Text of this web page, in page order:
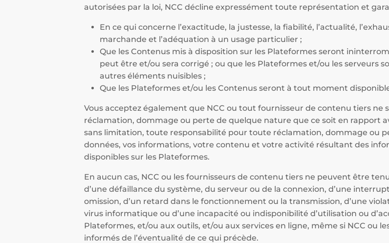
autorisées par la loi, NCC décline expressément toute représentation et
En ce qui concerne l’exactitude, la justesse, la fiabilité, l’actualité,
marchande et l’adéquation à un usage particulier ;
Que les Contenus mis à disposition sur les Plateformes seront
peut être et/ou sera corrigé ; ou que les Plateformes et/ou les serveurs
autres éléments nuisibles ;
Que les Plateformes et/ou les Contenus seront à tout moment
Vous acceptez également que NCC ou tout fournisseur de contenu tiers ne
réclamation, dommage ou perte de quelque nature que ce soit en rapport
sans limitation, toute responsabilité pour toute réclamation, dommage ou
données, vos informations, votre contenu et votre activité résultant des
disponibles sur les Plateformes.
En aucun cas, NCC ou les fournisseurs de contenu tiers ne peuvent être
d’une défaillance du système, du serveur ou de la connexion, d’une
omission, d’un retard dans le fonctionnement ou la transmission, d’une
virus informatique ou d’une incapacité ou indisponibilité d’utilisation ou
Plateformes, et/ou aux outils, et/ou aux services en ligne, même si NCC ou
informés de l’éventualité de ce qui précède.